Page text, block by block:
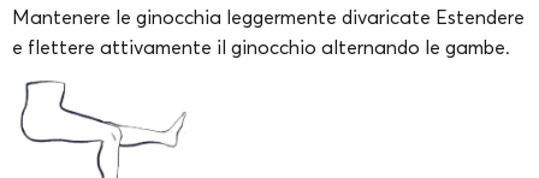
Mantenere le ginocchia leggermente divaricate Estendere
e flettere attivamente il ginocchio alternando le gambe.